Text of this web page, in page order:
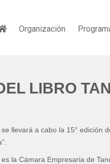
Organización
LIBRO
llevará a cabo la 15° edición
la Cámara Empresaria de